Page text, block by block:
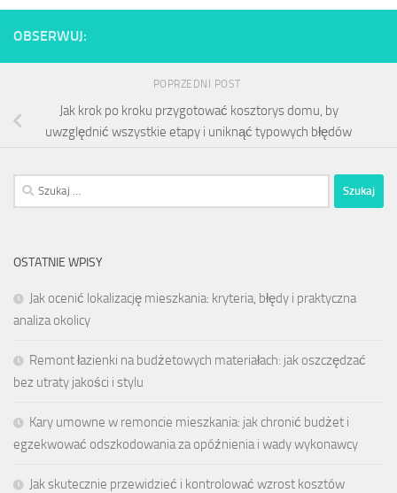
OBSERWUJ:
POPRZEDNI POST
Jak krok po kroku przygotować kosztorys domu, by
uwzględnić wszystkie etapy i uniknąć typowych błędów
Szukaj:
OSTATNIE WPISY
Jak ocenić lokalizację mieszkania: kryteria, błędy i praktyczna
analiza okolicy
Remont łazienki na budżetowych materiałach: jak oszczędzać
bez utraty jakości i stylu
Kary umowne w remoncie mieszkania: jak chronić budżet i
egzekwować odszkodowania za opóźnienia i wady wykonawcy
Jak skutecznie przewidzieć i kontrolować wzrost kosztów